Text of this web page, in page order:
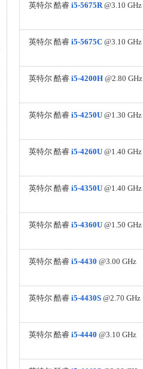
英特尔 酷睿 i5-5675R@3.10 GHz
英特尔 酷睿 i5-5675C@3.10 GHz
英特尔 酷睿 i5-4200H@2.80 GHz
英特尔 酷睿 i5-4250U@1.30 GHz
英特尔 酷睿 i5-4260U@1.40 GHz
英特尔 酷睿 i5-4350U@1.40 GHz
英特尔 酷睿 i5-4360U@1.50 GHz
英特尔 酷睿 i5-4430 @3.00 GHz
英特尔 酷睿 i5-4430S@2.70 GHz
英特尔 酷睿 i5-4440 @3.10 GHz